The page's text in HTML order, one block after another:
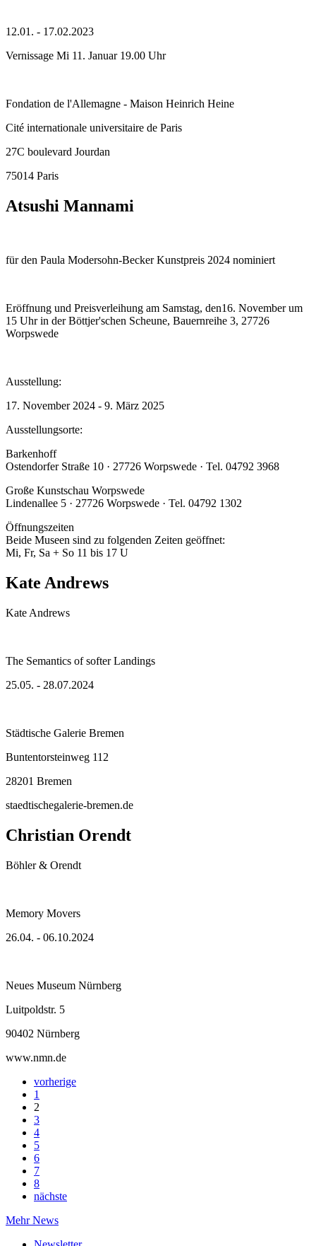
12.01. - 17.02.2023
Vernissage Mi 11. Januar 19.00 Uhr
Fondation de l'Allemagne - Maison Heinrich Heine
Cité internationale universitaire de Paris
27C boulevard Jourdan
75014 Paris
Atsushi Mannami
für den Paula Modersohn-Becker Kunstpreis 2024 nominiert
Eröffnung und Preisverleihung am Samstag, den16. November um
15 Uhr in der Böttjer'schen Scheune, Bauernreihe 3, 27726
Worpswede
Ausstellung:
17. November 2024 - 9. März 2025
Ausstellungsorte:
Barkenhoff
Ostendorfer Straße 10 · 27726 Worpswede · Tel. 04792 3968
Große Kunstschau Worpswede
Lindenallee 5 · 27726 Worpswede · Tel. 04792 1302
Öffnungszeiten
Beide Museen sind zu folgenden Zeiten geöffnet:
Mi, Fr, Sa + So 11 bis 17 U
Kate Andrews
Kate Andrews
The Semantics of softer Landings
25.05. - 28.07.2024
Städtische Galerie Bremen
Buntentorsteinweg 112
28201 Bremen
staedtischegalerie-bremen.de
Christian Orendt
Böhler & Orendt
Memory Movers
26.04. - 06.10.2024
Neues Museum Nürnberg
Luitpoldstr. 5
90402 Nürnberg
www.nmn.de
vorherige
1
2
3
4
5
6
7
8
nächste
Mehr News